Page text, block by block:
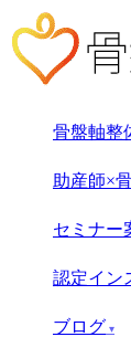
骨盤軸整
助産師×
セミナー
認定イン
ブログ ▾